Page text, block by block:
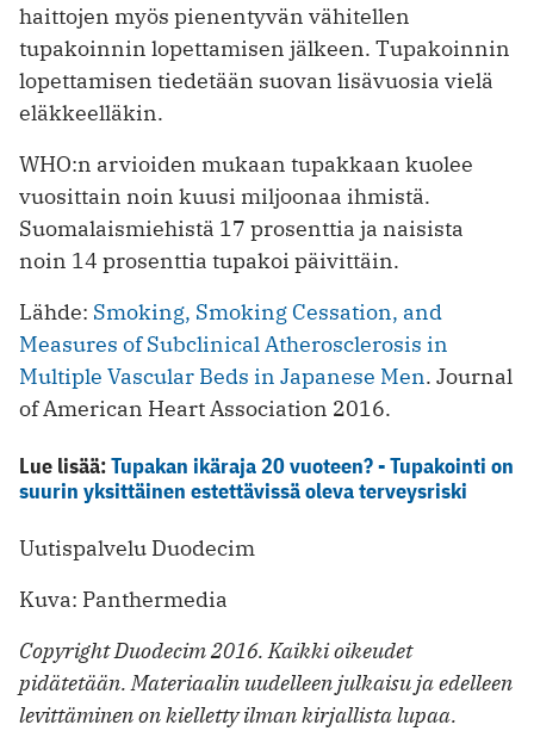
haittojen myös pienentyvän vähitellen
tupakoinnin lopettamisen jälkeen. Tupakoinnin
lopettamisen tiedetään suovan lisävuosia vielä
eläkkeelläkin.
WHO:n arvioiden mukaan tupakkaan kuolee
vuosittain noin kuusi miljoonaa ihmistä.
Suomalaismiehistä 17 prosenttia ja naisista
noin 14 prosenttia tupakoi päivittäin.
Lähde: Smoking, Smoking Cessation, and
Measures of Subclinical Atherosclerosis in
Multiple Vascular Beds in Japanese Men. Journal
of American Heart Association 2016.
Lue lisää:Tupakan ikäraja 20 vuoteen? - Tupakointi on
suurin yksittäinen estettävissä oleva terveysriski
Uutispalvelu Duodecim
Kuva: Panthermedia
Copyright Duodecim 2016. Kaikki oikeudet
pidätetään. Materiaalin uudelleen julkaisu ja edelleen
levittäminen on kielletty ilman kirjallista lupaa.